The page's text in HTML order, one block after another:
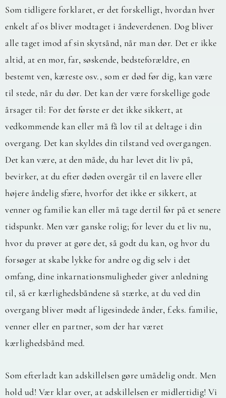
Som tidligere forklaret, er det forskelligt, hvordan hver
enkelt af os bliver modtaget i åndeverdenen. Dog bliver
alle taget imod af sin skytsånd, når man dør. Det er ikke
altid, at en mor, far, søskende, bedsteforældre, en
bestemt ven, kæreste osv., som er død før dig, kan være
til stede, når du dør. Det kan der være forskellige gode
årsager til: For det første er det ikke sikkert, at
vedkommende kan eller må få lov til at deltage i din
overgang. Det kan skyldes din tilstand ved overgangen.
Det kan være, at den måde, du har levet dit liv på,
bevirker, at du efter døden overgår til en lavere eller
højere åndelig sfære, hvorfor det ikke er sikkert, at
venner og familie kan eller må tage dertil før på et senere
tidspunkt. Men vær ganske rolig; for lever du et liv nu,
hvor du prøver at gøre det, så godt du kan, og hvor du
forsøger at skabe lykke for andre og dig selv i det
omfang, dine inkarnationsmuligheder giver anledning
til, så er kærlighedsbåndene så stærke, at du ved din
overgang bliver mødt af ligesindede ånder, f.eks. familie,
venner eller en partner, som der har været
kærlighedsbånd med.
Som efterladt kan adskillelsen gøre umådelig ondt. Men
hold ud! Vær klar over, at adskillelsen er midlertidig! Vi